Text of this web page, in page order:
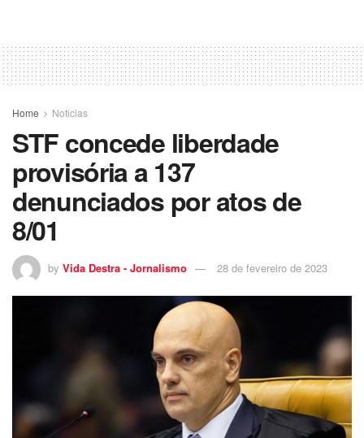
Home Noticias
STF concede liberdade
provisória a 137
denunciados por atos de
8/01
by Vida Destra - Jornalismo 28 de fevereiro de 2023